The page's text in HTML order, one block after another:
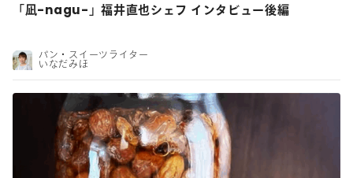
「凪-nagu-」福井直也シェフ インタビュー後編
パン・スイーツライター
いなだみほ